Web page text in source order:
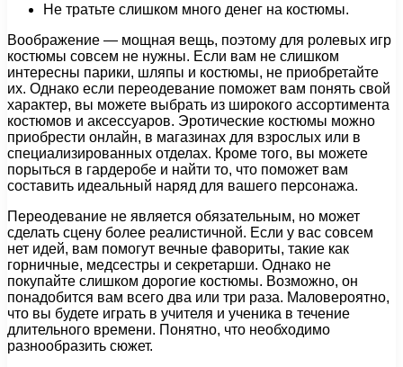
Не тратьте слишком много денег на костюмы.
Воображение — мощная вещь, поэтому для ролевых игр
костюмы совсем не нужны. Если вам не слишком
интересны парики, шляпы и костюмы, не приобретайте
их. Однако если переодевание поможет вам понять свой
характер, вы можете выбрать из широкого ассортимента
костюмов и аксессуаров. Эротические костюмы можно
приобрести онлайн, в магазинах для взрослых или в
специализированных отделах. Кроме того, вы можете
порыться в гардеробе и найти то, что поможет вам
составить идеальный наряд для вашего персонажа.
Переодевание не является обязательным, но может
сделать сцену более реалистичной. Если у вас совсем
нет идей, вам помогут вечные фавориты, такие как
горничные, медсестры и секретарши. Однако не
покупайте слишком дорогие костюмы. Возможно, он
понадобится вам всего два или три раза. Маловероятно,
что вы будете играть в учителя и ученика в течение
длительного времени. Понятно, что необходимо
разнообразить сюжет.